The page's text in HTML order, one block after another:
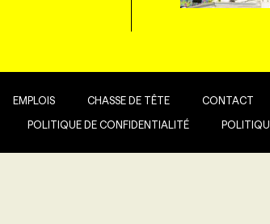
EMPLOIS CHASSE DE TÊTE CONTACT
POLITIQUE DE CONFIDENTIALITÉ